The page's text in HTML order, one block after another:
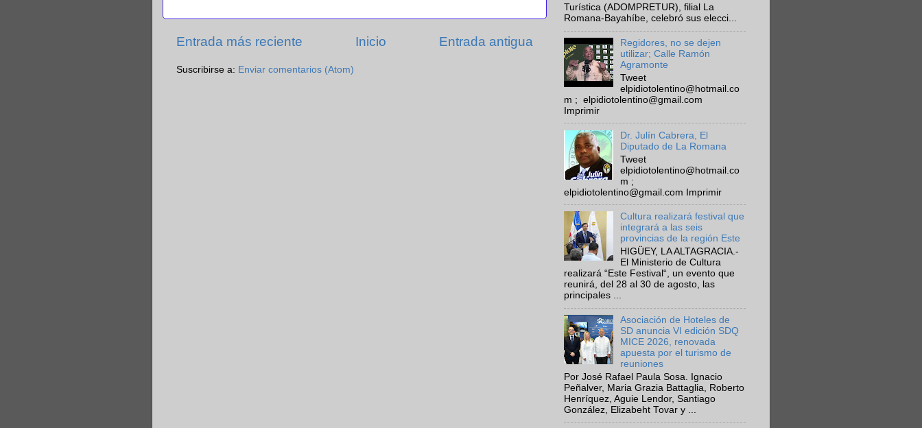
Entrada más reciente Entrada antigua
Inicio
Suscribirse a: Enviar comentarios (Atom)
Turística (ADOMPRETUR), filial La
Romana-Bayahíbe, celebró sus elecci...
Regidores, no se dejen
utilizar; Calle Ramón
Agramonte
Tweet
elpidiotolentino@hotmail.co
m ; elpidiotolentino@gmail.com
Imprimir
Dr. Julín Cabrera, El
Diputado de La Romana
Tweet
elpidiotolentino@hotmail.co
m ;
elpidiotolentino@gmail.com Imprimir
Cultura realizará festival que
integrará a las seis
provincias de la región Este
HIGÜEY, LA ALTAGRACIA.-
El Ministerio de Cultura
realizará “Este Festival“, un evento que
reunirá, del 28 al 30 de agosto, las
principales ...
Asociación de Hoteles de
SD anuncia VI edición SDQ
MICE 2026, renovada
apuesta por el turismo de
reuniones
Por José Rafael Paula Sosa. Ignacio
Peñalver, Maria Grazia Battaglia, Roberto
Henríquez, Aguie Lendor, Santiago
González, Elizabeht Tovar y ...